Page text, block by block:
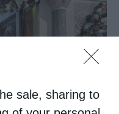
sale, sharing to